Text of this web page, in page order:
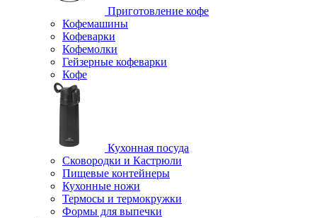
Приготовление кофе
Кофемашины
Кофеварки
Кофемолки
Гейзерные кофеварки
Кофе
Кухонная посуда
Сковородки и Кастрюли
Пищевые контейнеры
Кухонные ножи
Термосы и термокружки
Формы для выпечки